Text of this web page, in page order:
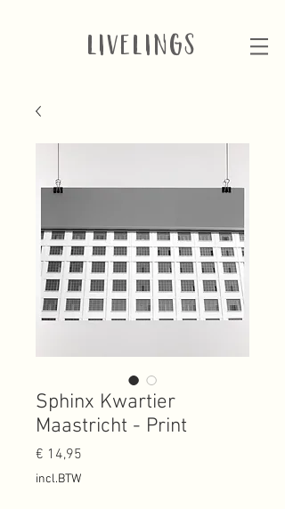
LIVELINGS
Sphinx Kwartier
Maastricht - Print
€ 14,95
incl.BTW